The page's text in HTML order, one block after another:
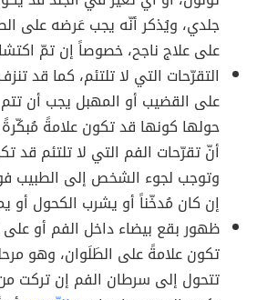
جلدي، ويُذكر أنّه يجب عَرضه على
على علاج ناجح، خصوصاً إن تمّ
التقرّحات التي لا تلتئم، كما قد
على القضيب أو المهبل يجب أن
حولها كونها قد تكون علامةً
أنّ تقرّحات الفم التي لا تلتئم قد
وتوجب لجوء الشخص إلى الطبيب
إن كان مُدخّناً أو يشرب الكحول أو
ظهور بقع بيضاء داخل الفم أو
تكون علامةً على الطَلَوان، وهو
تتحول إلى سرطان الفم إن تركت